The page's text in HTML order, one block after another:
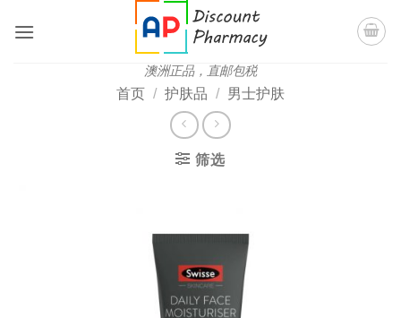
澳洲正品，直邮包税
首页 / 护肤品 / 男士护肤
筛选